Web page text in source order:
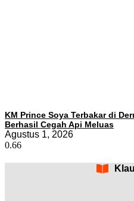
KM Prince Soya Terbakar di
Berhasil Cegah Api Meluas
Agustus 1, 2026